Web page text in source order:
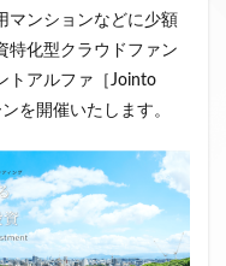
マンションなどに少額
特化型クラウドファン
トアルファ［Jointo
を開催いたします。
者一覧
連携 市場規模
ファンディング